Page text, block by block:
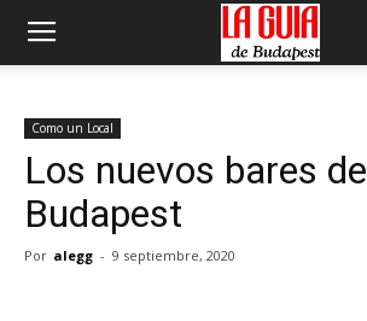
Como un Local
Los nuevos bares de
Budapest
Por alegg - 9 septiembre, 2020